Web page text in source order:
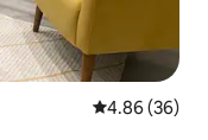
Calificación
4.86 (36)